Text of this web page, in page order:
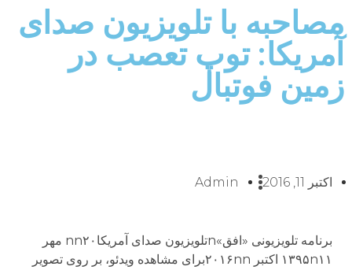
مصاحبه با تلویزیون صدای
آمریکا: توپ تعصب در
زمین فوتبال
اکتبر 11, 2016 Admin
برنامه تلویزیونی «افق»nتلویزیون صدای آمریکاnn۲۰ مهر
۱۳۹۵n۱۱ اكتبر ۲۰۱۶nnبراى مشاهده ویدئو، بر روى تصویر